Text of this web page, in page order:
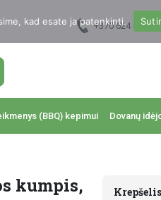
+370 624 00988
(BBQ) kepimui Dovanų
kumpis,
Krepšelis
kad esate ja patenkinti.